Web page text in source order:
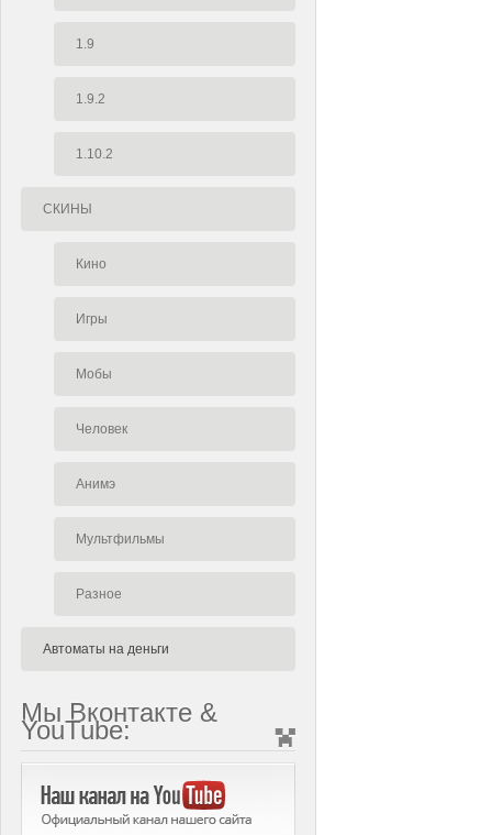
1.9
1.9.2
1.10.2
СКИНЫ
Кино
Игры
Мобы
Человек
Анимэ
Мультфильмы
Разное
Автоматы на деньги
Мы Вконтакте &
YouTube: